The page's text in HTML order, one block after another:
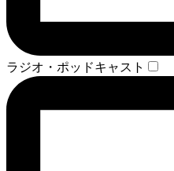
ラジオ・ポッドキャスト